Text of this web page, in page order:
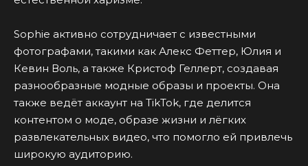
Sophie активно сотрудничает с известными
фотографами, такими как Алекс Феттер, Юлия и
Кевин Воль, а также Кристоф Геллерт, создавая
разнообразные модные образы и проекты. Она
также ведёт аккаунт на TikTok, где делится
контентом о моде, образе жизни и лёгких
развлекательных видео, что помогло ей привлечь
широкую аудиторию.